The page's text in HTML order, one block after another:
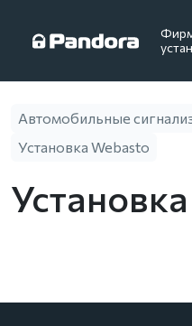
Автомобильные
Установка Webasto